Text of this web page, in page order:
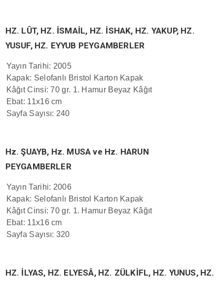
HZ. LÛT, HZ. İSMAİL, HZ. İSHAK, HZ. YAKUP, HZ.
YUSUF, HZ. EYYUB PEYGAMBERLER
Yayın Tarihi: 2005
Kapak: Selofanlı Bristol Karton Kapak
Kâğıt Cinsi: 70 gr. 1. Hamur Beyaz Kâğıt
Ebat: 11x16 cm
Sayfa Sayısı: 240
Hz. ŞUAYB, Hz. MUSA ve Hz. HARUN
PEYGAMBERLER
Yayın Tarihi: 2006
Kapak: Selofanlı Bristol Karton Kapak
Kâğıt Cinsi: 70 gr. 1. Hamur Beyaz Kâğıt
Ebat: 11x16 cm
Sayfa Sayısı: 320
HZ. İLYAS, HZ. ELYESÂ, HZ. ZÜLKİFL, HZ. YUNUS, HZ.